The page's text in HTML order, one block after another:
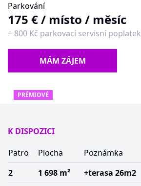
Parkování
175 €/ místo / měsíc
+ 800 Kč parkovací servisní poplatek
MÁM ZÁJEM
PRÉMIOVÉ
K DISPOZICI
Patro
Plocha Poznámka
2
1 698 m² +terasa 26m2